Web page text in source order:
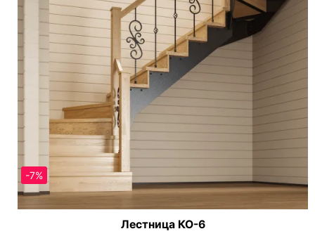
-7%
Лестница КО-6